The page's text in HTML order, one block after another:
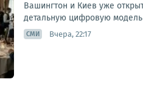
Вашингтон и Киев уже
детальную цифровую
СМИ Вчера, 22:17